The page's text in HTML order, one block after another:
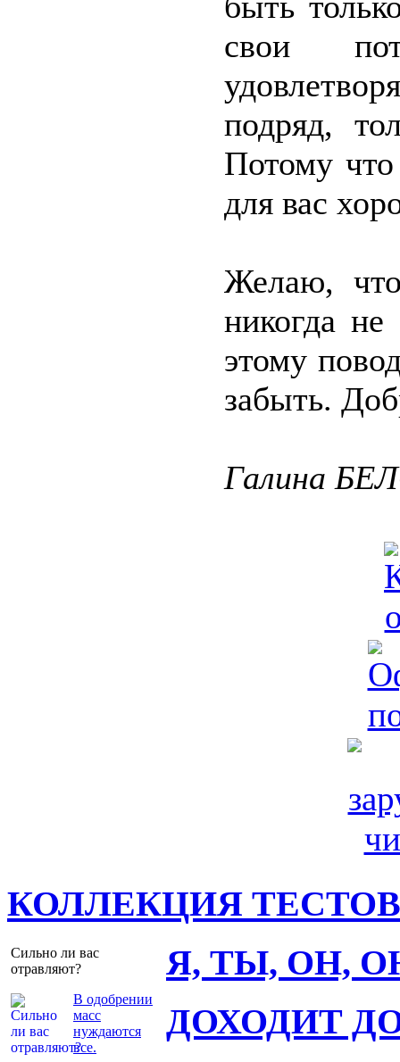
свои
подряд,
Потому
для вас
Желаю,
никогда
этому
забыть.
Галина
КОЛЛЕКЦИЯ ТЕСТОВ
Сильно ли вас
отравляют?
В одобрении
масс
нуждаются
все.
Я, ТЫ, ОН,
ДОХОДИТ